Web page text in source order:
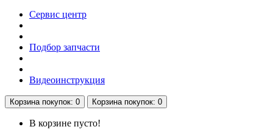
Сервис центр
Подбор запчасти
Видеоинструкция
Корзинапокупок: 0 Корзинапокупок: 0
В корзине пусто!